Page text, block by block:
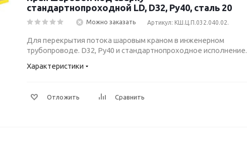
стандартнопроходной LD, D32, Ру40, сталь 20
Можно заказать Артикул: КШ.Ц.П.032.040.02.
Для перекрытия потока шаровым краном в инженерном
трубопроводе. D32, Ру40 и стандартнопроходное исполнение.
Характеристики
Отложить Сравнить